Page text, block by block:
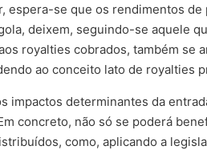
espera-se que os rendimentos
deixem, seguindo-se aquele
royalties cobrados, também se
ao conceito lato de royalties
impactos determinantes da
concreto, não só se poderá
como, aplicando a